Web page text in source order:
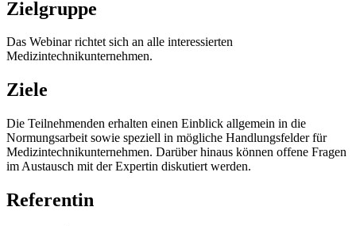
Zielgruppe
Das Webinar richtet sich an alle interessierten
Medizintechnikunternehmen.
Ziele
Die Teilnehmenden erhalten einen Einblick allgemein in die
Normungsarbeit sowie speziell in mögliche Handlungsfelder für
Medizintechnikunternehmen. Darüber hinaus können offene Fragen
im Austausch mit der Expertin diskutiert werden.
Referentin